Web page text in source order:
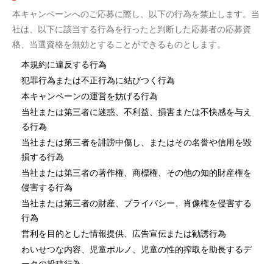
本キャンペーンへのご応募に際し、以下の行為を禁止します。当
社は、以下に該当する行為を行ったと判断した応募者の応募資
格、当選資格を無効とすることができるものとします。
本規約に違反する行為
犯罪行為または不正行為に結びつく行為
本キャンペーンの運営を妨げる行為
当社または第三者に迷惑、不利益、損害または不快感を与え
る行為
当社または第三者を誹謗中傷し、またはその名誉や信用を毀
損する行為
当社または第三者の著作権、商標権、その他の知的財産権を
侵害する行為
当社または第三者の財産、プライバシー、肖像権を侵害する
行為
営利を目的とした情報提供、広告宣伝または勧誘行為
わいせつな内容、児童ポルノ、児童の性的搾取を助長するデ